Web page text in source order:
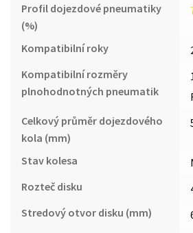
Profil dojezdové pneumatiky
(%)
Kompatibilní roky
Kompatibilní rozměry
plnohodnotných pneumatik
Celkový průměr dojezdového
kola (mm)
Stav kolesa
Rozteč disku
Stredový otvor disku (mm)